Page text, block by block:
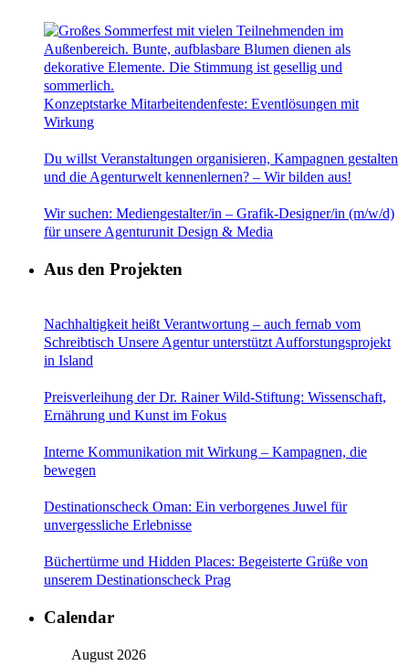
Konzeptstarke Mitarbeitendenfeste: Eventlösungen mit
Wirkung
Du willst Veranstaltungen organisieren, Kampagnen gestalten
und die Agenturwelt kennenlernen? – Wir bilden aus!
Wir suchen: Mediengestalter/in – Grafik-Designer/in (m/w/d)
für unsere Agenturunit Design & Media
Aus den Projekten
Nachhaltigkeit heißt Verantwortung – auch fernab vom
Schreibtisch Unsere Agentur unterstützt Aufforstungsprojekt
in Island
Preisverleihung der Dr. Rainer Wild-Stiftung: Wissenschaft,
Ernährung und Kunst im Fokus
Interne Kommunikation mit Wirkung – Kampagnen, die
bewegen
Destinationscheck Oman: Ein verborgenes Juwel für
unvergessliche Erlebnisse
Büchertürme und Hidden Places: Begeisterte Grüße von
unserem Destinationscheck Prag
Calendar
August 2026